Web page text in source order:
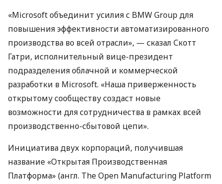
«Microsoft объединит усилия с BMWGroup для
повышения эффективности автоматизированного
производства во всей отрасли», — сказал Скотт
Гатри, исполнительный вице-президент
подразделения облачной и коммерческой
разработки в Microsoft. «Наша приверженность
открытому сообществу создаст новые
возможности для сотрудничества в рамках всей
производственно-сбытовой цепи».
Инициатива двух корпораций, получившая
название «Открытая Производственная
Платформа» (англ. The Open Manufacturing Platform